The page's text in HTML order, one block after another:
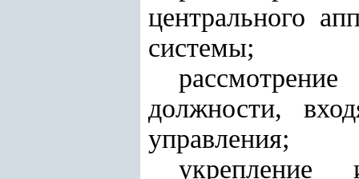
центрального
системы;
должности,
управления;
укрепление